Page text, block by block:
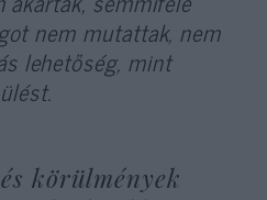
nem mutattak, nem
lehetőség, mint
körülmények